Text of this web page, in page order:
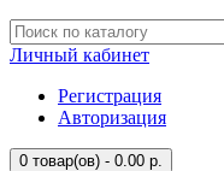
Личный кабинет
Регистрация
Авторизация
0 товар(ов) - 0.00 р.